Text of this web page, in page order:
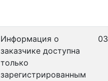
Информация о
заказчике доступна
только
зарегистрированным